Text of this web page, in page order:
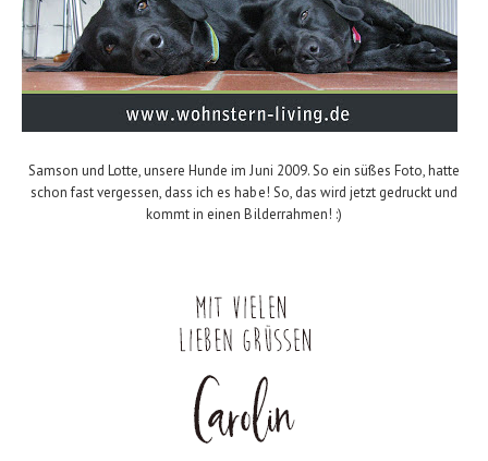
Samson und Lotte, unsere Hunde im Juni 2009. So ein süßes Foto, hatte
schon fast vergessen, dass ich es habe! So, das wird jetzt gedruckt und
kommt in einen Bilderrahmen! :)